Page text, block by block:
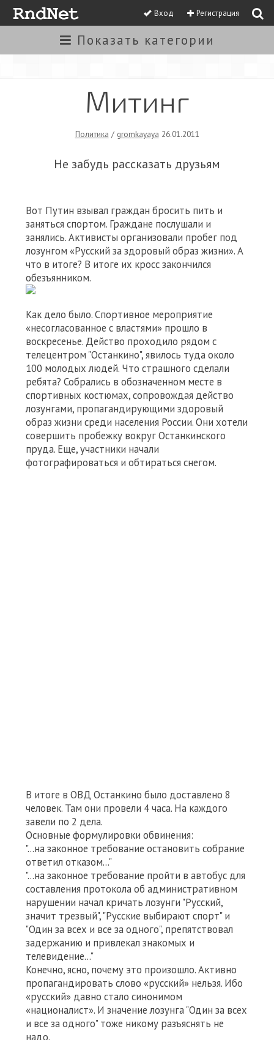
Вход Регистрация
Показать категории
Митинг
Политика / gromkayaya 26.01.2011
Не забудь рассказать друзьям
Вот Путин взывал граждан бросить пить и
заняться спортом. Граждане послушали и
занялись. Активисты организовали пробег под
лозунгом «Русский за здоровый образ жизни». А
что в итоге? В итоге их кросс закончился
обезъянником.
Как дело было. Спортивное мероприятие
«несогласованное с властями» прошло в
воскресенье. Действо проходило рядом с
телецентром "Останкино", явилось туда около
100 молодых людей. Что страшного сделали
ребята? Собрались в обозначенном месте в
спортивных костюмах, сопровождая действо
лозунгами, пропагандирующими здоровый
образ жизни среди населения России. Они хотели
совершить пробежку вокруг Останкинского
пруда. Еще, участники начали
фотографироваться и обтираться снегом.
В итоге в ОВД Останкино было доставлено 8
человек. Там они провели 4 часа. На каждого
завели по 2 дела.
Основные формулировки обвинения:
"...на законное требование остановить собрание
ответил отказом..."
"...на законное требование пройти в автобус для
составления протокола об административном
нарушении начал кричать лозунги "Русский,
значит трезвый", "Русские выбирают спорт" и
"Один за всех и все за одного", препятствовал
задержанию и привлекал знакомых и
телевидение..."
Конечно, ясно, почему это произошло. Активно
пропагандировать слово «русский» нельзя. Ибо
«русский» давно стало синонимом
«националист». И значение лозунга "Один за всех
и все за одного" тоже никому разъяснять не
надо.